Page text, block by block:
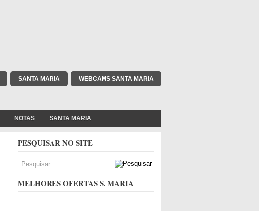
SANTA MARIA WEBCAMS SANTA MARIA
NOTAS SANTA MARIA
PESQUISAR NO SITE
MELHORES OFERTAS S. MARIA